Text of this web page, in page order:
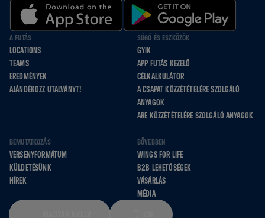
A FUTÁS
LOCATIONS
TEAMS
EREDMÉNYEK
AJÁNDÉKOZZ UTALVÁNYT!
SÚGÓ ÉS ESZKÖZÖK
GYIK
APP FUTÁS KEZELŐ
CÉLKALKULÁTOR
A CSAPAT KÖZZÉTÉTELÉRE SZOLGÁLÓ
ANYAGOK
ARE KÖZZÉTÉTELÉRE SZOLGÁLÓ ANYAGOK
BEMUTATKOZÁS
VERSENYFORMÁTUM
KÜLDETÉSÜNK
HÍREK
BŐVEBBEN
WINGS FOR LIFE
B2B LEHETŐSÉGEK
VÁSÁRLÁS
MÉDIA